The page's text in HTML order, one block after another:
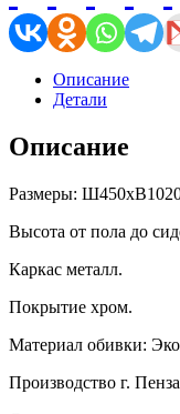
Описание
Детали
Описание
Размеры:
Высота от пола до
Каркас металл.
Покрытие хром.
Материал обивки:
Производство г. Пенза